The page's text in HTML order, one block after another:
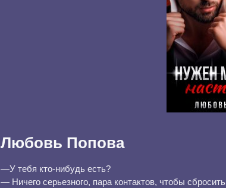
Любовь Попова
—У тебя кто-нибудь есть?
— Ничего серьезного, пара контактов, чтобы